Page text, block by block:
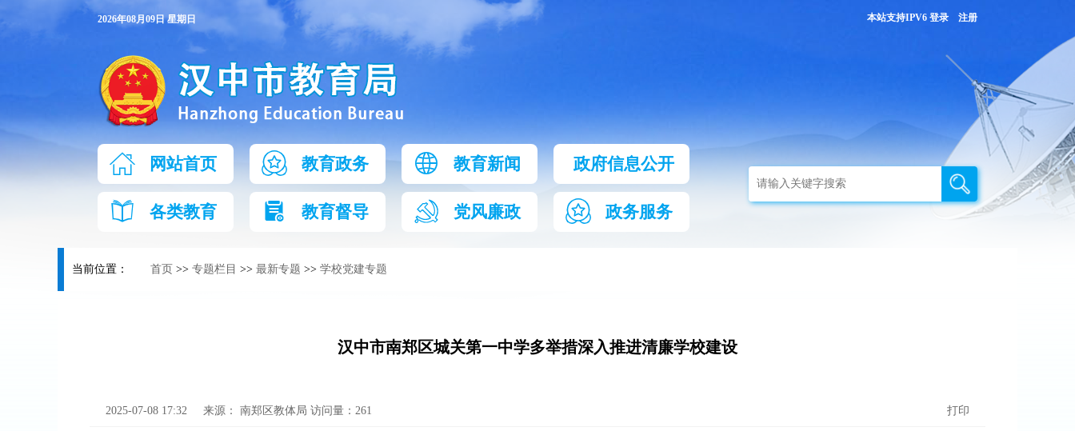
2026年08月09日 星期日 本站支持IPV6 登录 注册
网站首页 教育政务 教育新闻 政府信息公开
各类教育 教育督导 党风廉政 政务服务
当前位置： 首页 >> 专题栏目 >> 最新专题 >> 学校党建专题
汉中市南郑区城关第一中学多举措深入推进清廉学校建设
2025-07-08 17:32 来源： 南郑区教体局 访问量： 261 打印